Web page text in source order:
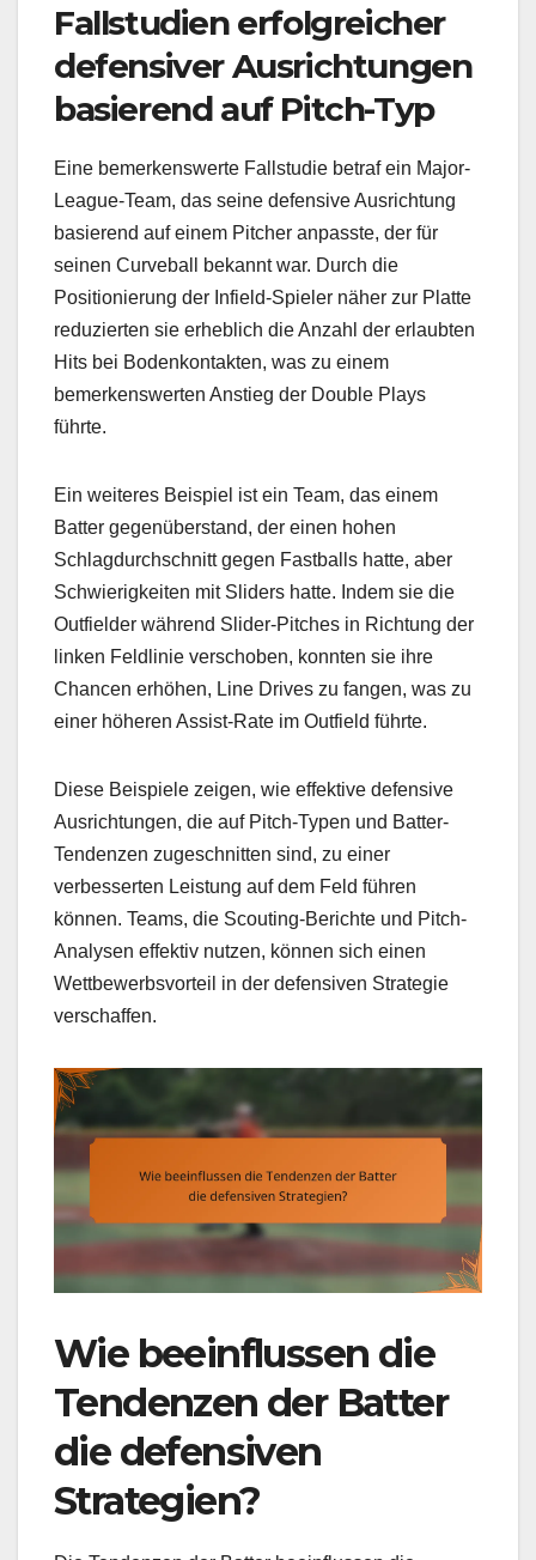
Fallstudien erfolgreicher
defensiver Ausrichtungen
basierend auf Pitch-Typ
Eine bemerkenswerte Fallstudie betraf ein Major-
League-Team, das seine defensive Ausrichtung
basierend auf einem Pitcher anpasste, der für
seinen Curveball bekannt war. Durch die
Positionierung der Infield-Spieler näher zur Platte
reduzierten sie erheblich die Anzahl der erlaubten
Hits bei Bodenkontakten, was zu einem
bemerkenswerten Anstieg der Double Plays
führte.
Ein weiteres Beispiel ist ein Team, das einem
Batter gegenüberstand, der einen hohen
Schlagdurchschnitt gegen Fastballs hatte, aber
Schwierigkeiten mit Sliders hatte. Indem sie die
Outfielder während Slider-Pitches in Richtung der
linken Feldlinie verschoben, konnten sie ihre
Chancen erhöhen, Line Drives zu fangen, was zu
einer höheren Assist-Rate im Outfield führte.
Diese Beispiele zeigen, wie effektive defensive
Ausrichtungen, die auf Pitch-Typen und Batter-
Tendenzen zugeschnitten sind, zu einer
verbesserten Leistung auf dem Feld führen
können. Teams, die Scouting-Berichte und Pitch-
Analysen effektiv nutzen, können sich einen
Wettbewerbsvorteil in der defensiven Strategie
verschaffen.
Wie beeinflussen die
Tendenzen der Batter
die defensiven
Strategien?